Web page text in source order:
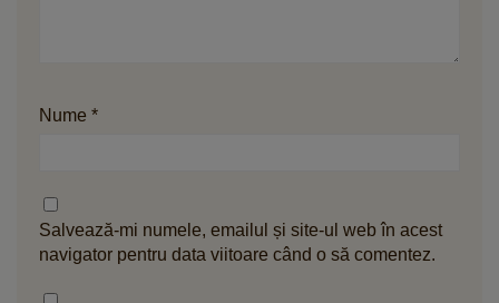
Nume *
Salvează-mi numele, emailul și site-ul web în acest
navigator pentru data viitoare când o să comentez.